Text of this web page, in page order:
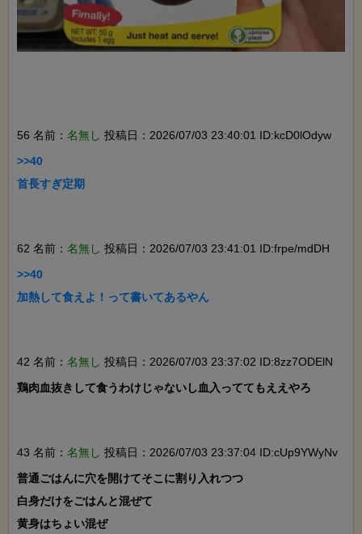
56 名前： 名無し 投稿日：2026/07/03 23:40:01 ID:kcD0lOdyw
>>40
首長すぎ定期
62 名前： 名無し 投稿日：2026/07/03 23:41:01 ID:frpe/mdDH
>>40
加熱して食えよ！って書いてあるやん
42 名前： 名無し 投稿日：2026/07/03 23:37:02 ID:8zz7ODElN
鶏肉血抜きして食うわけじゃないし血入っててもええやろ
43 名前： 名無し 投稿日：2026/07/03 23:37:04 ID:cUp9YWyNv
普通ごはんに穴を開けてそこに割り入れつつ
白身だけをごはんと混ぜて
黄身はちょい混ぜ